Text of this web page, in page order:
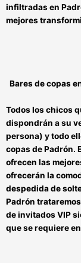
infiltradas en
mejores
Bares de copas
Todos los chicos
dispondrán a su
persona) y todo
copas de Padrón.
ofrecen las
ofrecerán la
despedida de
Padrón
de invitados VIP
que se requiere